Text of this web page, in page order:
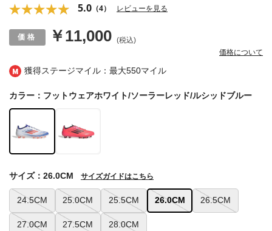
獲得ステージマイル：最大550マイル
5.0 （4） レビューを見る
￥11,000 (税込)
価格について
カラー：フットウェアホワイト/ソーラーレッド/ルシッドブルー
24.5CM 25.0CM 25.5CM 26.0CM 26.5CM
27.0CM 27.5CM 28.0CM
サイズ：26.0CM サイズガイドはこちら